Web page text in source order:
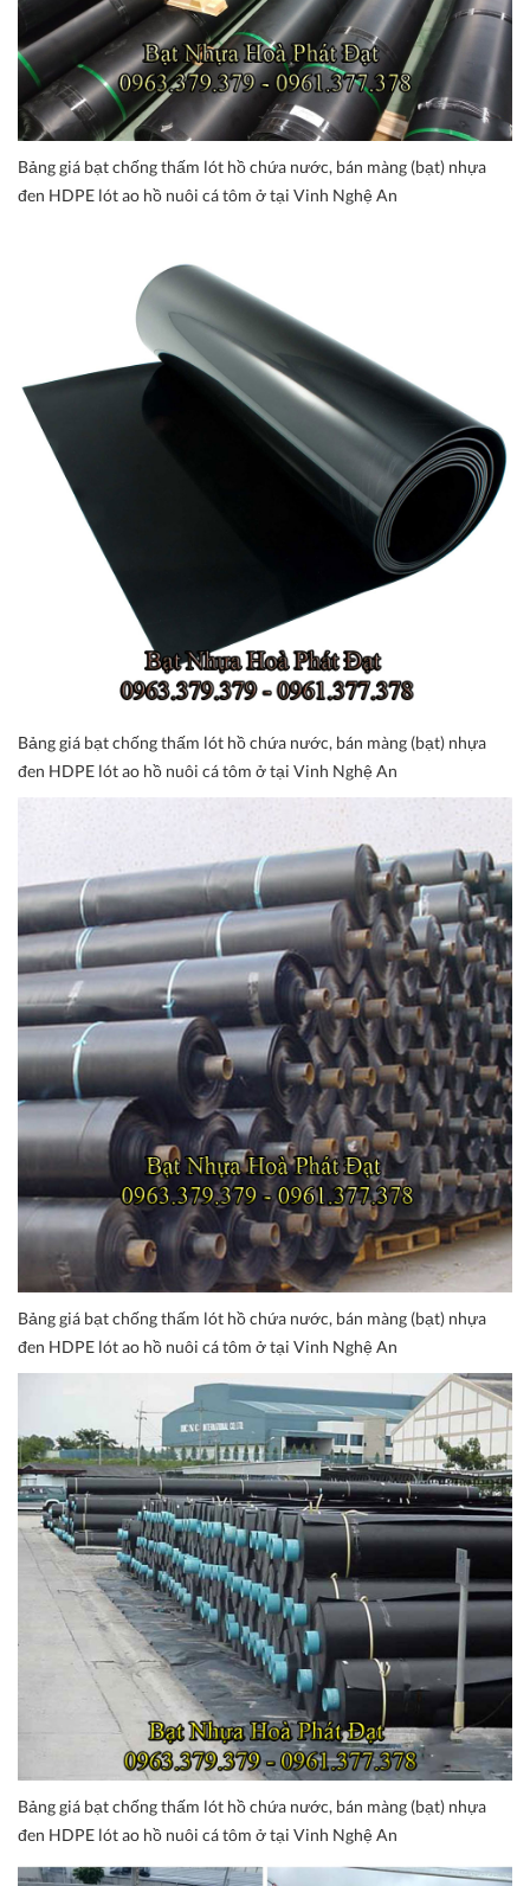
Bảng giá bạt chống thấm lót hồ chứa nước, bán màng (bạt) nhựa
đen HDPE lót ao hồ nuôi cá tôm ở tại Vinh Nghệ An
Bảng giá bạt chống thấm lót hồ chứa nước, bán màng (bạt) nhựa
đen HDPE lót ao hồ nuôi cá tôm ở tại Vinh Nghệ An
Bảng giá bạt chống thấm lót hồ chứa nước, bán màng (bạt) nhựa
đen HDPE lót ao hồ nuôi cá tôm ở tại Vinh Nghệ An
Bảng giá bạt chống thấm lót hồ chứa nước, bán màng (bạt) nhựa
đen HDPE lót ao hồ nuôi cá tôm ở tại Vinh Nghệ An